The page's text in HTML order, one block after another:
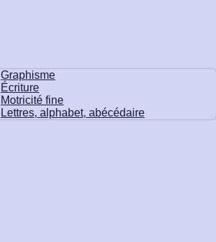
Graphisme
Écriture
Motricité fine
Lettres, alphabet, abécédaire